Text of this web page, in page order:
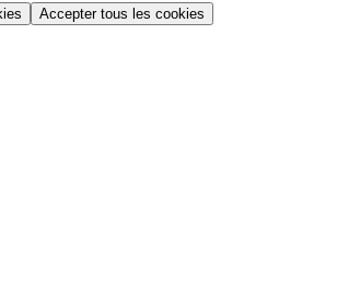
Accepter tous les cookies